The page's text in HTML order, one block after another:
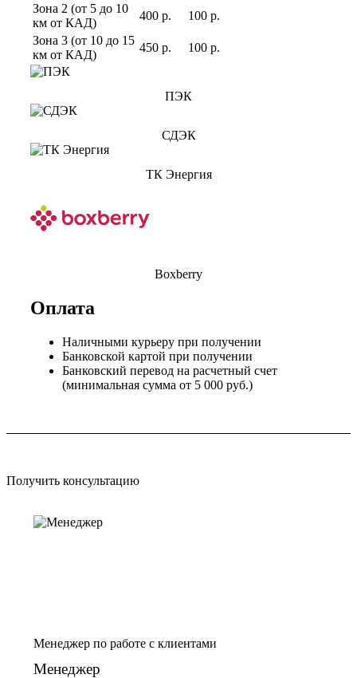
Зона 2 (от 5 до 10
км от КАД)
400 р.
100 р.
Зона 3 (от 10 до 15
км от КАД)
450 р. 100 р.
ПЭК
СДЭК
ТК Энергия
Boxberry
Оплата
Наличными курьеру при получении
Банковской картой при получении
Банковский перевод на расчетный счет
(минимальная сумма от 5 000 руб.)
Получить консультацию
Менеджер по работе с клиентами
Менеджер